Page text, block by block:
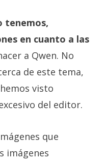
tenemos,
en cuanto a las
a Qwen. No
de este tema,
visto
del editor.
que
imágenes